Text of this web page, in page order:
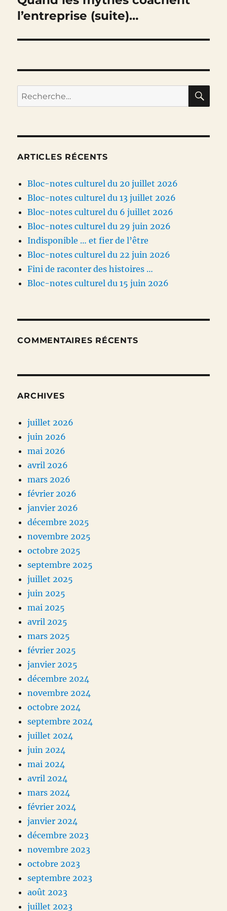
suivante :
l’entreprise (suite)…
Recherche
pour :
ARTICLES RÉCENTS
Bloc-notes culturel du 20 juillet 2026
Bloc-notes culturel du 13 juillet 2026
Bloc-notes culturel du 6 juillet 2026
Bloc-notes culturel du 29 juin 2026
Indisponible … et fier de l’être
Bloc-notes culturel du 22 juin 2026
Fini de raconter des histoires …
Bloc-notes culturel du 15 juin 2026
COMMENTAIRES RÉCENTS
ARCHIVES
juillet 2026
juin 2026
mai 2026
avril 2026
mars 2026
février 2026
janvier 2026
décembre 2025
novembre 2025
octobre 2025
septembre 2025
juillet 2025
juin 2025
mai 2025
avril 2025
mars 2025
février 2025
janvier 2025
décembre 2024
novembre 2024
octobre 2024
septembre 2024
juillet 2024
juin 2024
mai 2024
avril 2024
mars 2024
février 2024
janvier 2024
décembre 2023
novembre 2023
octobre 2023
septembre 2023
août 2023
juillet 2023